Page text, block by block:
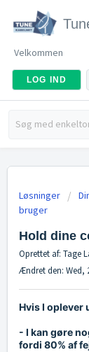
Velkommen
LOG IND
Løsninger
bruger
Hold dine
Oprettet af: Tage
Ændret den: Wed,
Hvis I oplever
- I kan gøre
fordi 80% af